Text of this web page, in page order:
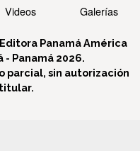
Videos Galerías
Panamá América
- Panamá 2026.
parcial, sin autorización